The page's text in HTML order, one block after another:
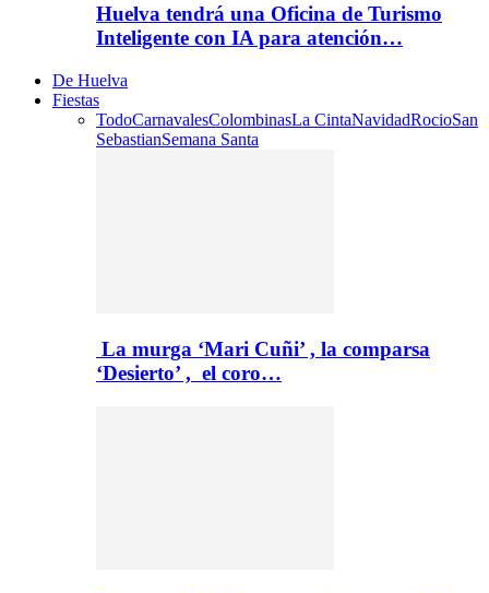
Huelva tendrá una Oficina de Turismo
Inteligente con IA para atención…
De Huelva
Fiestas
TodoCarnavalesColombinasLa CintaNavidadRocioSan
SebastianSemana Santa
La murga ‘Mari Cuñi’ , la comparsa
‘Desierto’ , el coro…